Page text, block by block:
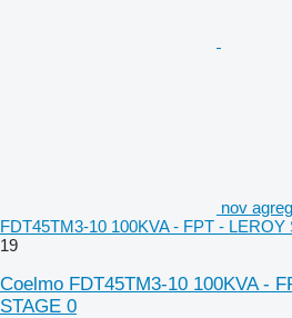
nov
FDT45TM3-10 100KVA - FPT -
19
Coelmo FDT45TM3-10 100KVA -
STAGE 0